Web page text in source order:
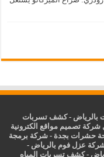
بالرياض -كشف تسربات
شركة تصميم مواقع الكترونية
حشرات بجدة -شركة برمجة
عزل فوم بالرياض -
-كشف تسربات المياه